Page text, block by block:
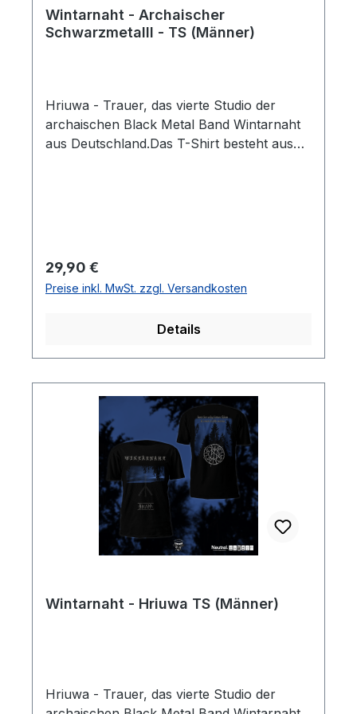
Wintarnaht - Archaischer
Schwarzmetalll - TS (Männer)
Hriuwa - Trauer, das vierte Studio der
archaischen Black Metal Band Wintarnaht
aus Deutschland.Das T-Shirt besteht aus
EcolabelSA8000 - Social Accountability
Accreditation ServicesNeutral
ResponsibilityOEKO-TEX - Standard
8pLine-Up:Grimwald - Alle Instrumente und
GesangVerbinden mit
oath.xobor.de/Bandcamp: https://wintarnah
t.bandcamp.com/Facebook: https://www.fa
cebook.com/WintarnahtInstagram: https://
www.instagram.com/archaic_oathYoutube:
https://www.youtube.com/user/Wintarna
Regulärer Preis:
29,90 €
Preise inkl. MwSt. zzgl. Versandkosten
Details
Wintarnaht - Hriuwa TS (Männer)
Hriuwa - Trauer, das vierte Studio der